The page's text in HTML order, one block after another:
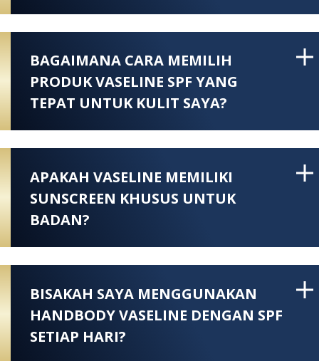
BAGAIMANA CARA MEMILIH
PRODUK VASELINE SPF YANG
TEPAT UNTUK KULIT SAYA?
APAKAH VASELINE MEMILIKI
SUNSCREEN KHUSUS UNTUK
BADAN?
BISAKAH SAYA MENGGUNAKAN
HANDBODY VASELINE DENGAN SPF
SETIAP HARI?